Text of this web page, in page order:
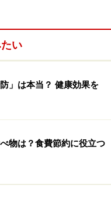
剰に摂取する場合は
い
」は本当？ 健康効果を
物は？食費節約に役立つ